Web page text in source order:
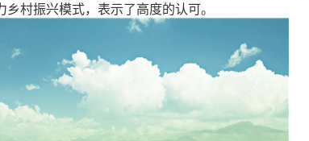
村振兴模式，表示了高度的认可。